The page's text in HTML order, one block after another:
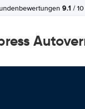
9.1 / 10